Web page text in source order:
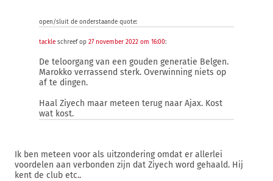
open/sluit de onderstaande quote:
tackle schreef op 27 november 2022 om 16:00:
De teloorgang van een gouden generatie Belgen.
Marokko verrassend sterk. Overwinning niets op
af te dingen.
Haal Ziyech maar meteen terug naar Ajax. Kost
wat kost.
Ik ben meteen voor als uitzondering omdat er allerlei
voordelen aan verbonden zijn dat Ziyech word gehaald. Hij
kent de club etc..